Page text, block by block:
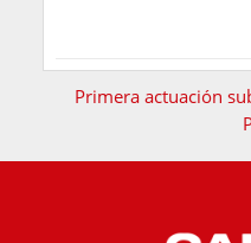
Primera actuación